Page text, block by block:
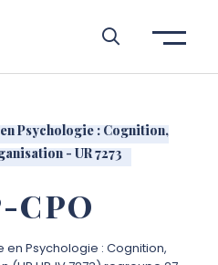
Psychologie : Cognition,
- UR 7273
CPO
en Psychologie : Cognition,